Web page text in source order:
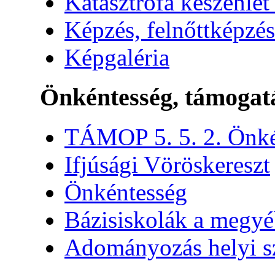
Képzés, felnőttképzés
Képgaléria
Önkéntesség,
TÁMOP 5. 5. 2.
Ifjúsági Vöröskereszt
Önkéntesség
Bázisiskolák a
Adományozás helyi